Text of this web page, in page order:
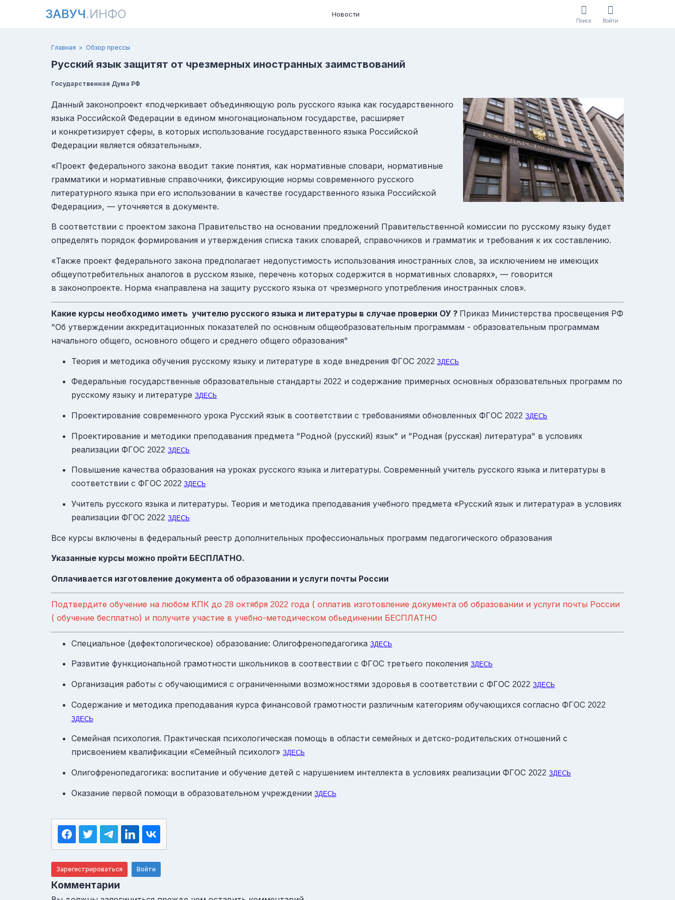
ЗАВУЧ.ИНФО Новости
Поиск Войти
Главная Обзор прессы
Русский язык защитят от чрезмерных иностранных заимствований
Государственная Дума РФ
Данный законопроект «подчеркивает объединяющую роль русского языка как государственного
языка Российской Федерации в едином многонациональном государстве, расширяет
и конкретизирует сферы, в которых использование государственного языка Российской
Федерации является обязательным».
«Проект федерального закона вводит такие понятия, как нормативные словари, нормативные
грамматики и нормативные справочники, фиксирующие нормы современного русского
литературного языка при его использовании в качестве государственного языка Российской
Федерации», — уточняется в документе.
В соответствии с проектом закона Правительство на основании предложений Правительственной комиссии по русскому языку будет
определять порядок формирования и утверждения списка таких словарей, справочников и грамматик и требования к их составлению.
«Также проект федерального закона предполагает недопустимость использования иностранных слов, за исключением не имеющих
общеупотребительных аналогов в русском языке, перечень которых содержится в нормативных словарях», — говорится
в законопроекте. Норма «направлена на защиту русского языка от чрезмерного употребления иностранных слов».
Какие курсы необходимо иметь учителю русского языка и литературы в случае проверки ОУ ? Приказ Министерства просвещения РФ
"Об утверждении аккредитационных показателей по основным общеобразовательным программам - образовательным программам
начального общего, основного общего и среднего общего образования"
Теория и методика обучения русскому языку и литературе в ходе внедрения ФГОС 2022 ЗДЕСЬ
Федеральные государственные образовательные стандарты 2022 и содержание примерных основных образовательных программ по
русскому языку и литературе ЗДЕСЬ
Проектирование современного урока Русский язык в соответствии с требованиями обновленных ФГОС 2022 ЗДЕСЬ
Проектирование и методики преподавания предмета "Родной (русский) язык" и "Родная (русская) литература" в условиях
реализации ФГОС 2022 ЗДЕСЬ
Повышение качества образования на уроках русского языка и литературы. Современный учитель русского языка и литературы в
соответствии с ФГОС 2022 ЗДЕСЬ
Учитель русского языка и литературы. Теория и методика преподавания учебного предмета «Русский язык и литература» в условиях
реализации ФГОС 2022 ЗДЕСЬ
Все курсы включены в федеральный реестр дополнительных профессиональных программ педагогического образования
Указанные курсы можно пройти БЕСПЛАТНО.
Оплачивается изготовление документа об образовании и услуги почты России
Подтвердите обучение на любом КПК до 28 октября 2022 года ( оплатив изготовление документа об образовании и услуги почты России
( обучение бесплатно) и получите участие в учебно-методическом обьединении БЕСПЛАТНО
Специальное (дефектологическое) образование: Олигофренопедагогика ЗДЕСЬ
Развитие функциональной грамотности школьников в соотвествии с ФГОС третьего поколения ЗДЕСЬ
Организация работы с обучающимися с ограниченными возможностями здоровья в соответствии с ФГОС 2022 ЗДЕСЬ
Содержание и методика преподавания курса финансовой грамотности различным категориям обучающихся согласно ФГОС 2022
ЗДЕСЬ
Семейная психология. Практическая психологическая помощь в области семейных и детско-родительских отношений с
присвоением квалификации «Семейный психолог» ЗДЕСЬ
Олигофренопедагогика: воспитание и обучение детей с нарушением интеллекта в условиях реализации ФГОС 2022 ЗДЕСЬ
Оказание первой помощи в образовательном учреждении ЗДЕСЬ
Зарегистрироваться Войти
Комментарии